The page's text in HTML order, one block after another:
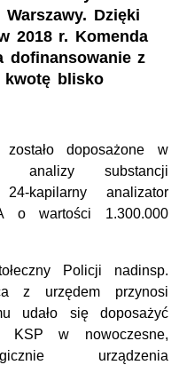
Dzięki
2018 r. Komenda
dofinansowanie z
kwotę blisko
zostało doposażone w
analizy substancji
kapilarny analizator
o wartości 1.300.000
Policji nadinsp.
z urzędem przynosi
udało się doposażyć
KSP w nowoczesne,
urządzenia